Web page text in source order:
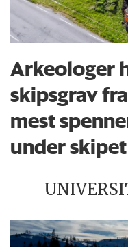
Arkeologer
skipsgrav
mest
under skipet